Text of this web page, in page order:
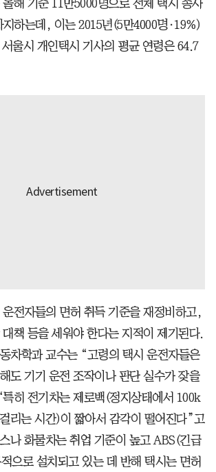
해 기준 11만5000명으로 전체 택시 종사
지하는데, 이는 2015년(5만4000명·19%)
울시 개인택시 기사의 평균 연령은 64.7
전자들의 면허 취득 기준을 재정비하고,
책 등을 세워야 한다는 지적이 제기된다.
차학과 교수는 “고령의 택시 운전자들은
도 기기 운전 조작이나 판단 실수가 잦을
히 전기차는 제로백(정지상태에서 100k
리는 시간)이 짧아서 감각이 떨어진다”고
나 화물차는 취업 기준이 높고 ABS(긴급
으로 설치되고 있는 데 반해 택시는 면허